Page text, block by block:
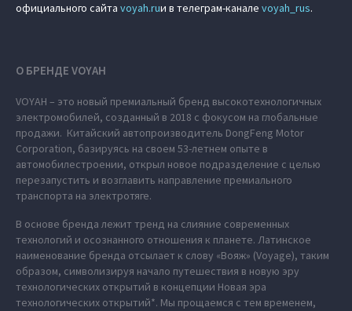
официального сайта voyah.ruи в телеграм-канале voyah_rus.
О БРЕНДЕ VOYAH
VOYAH – это новый премиальный бренд высокотехнологичных
электромобилей, созданный в 2018 с фокусом на глобальные
продажи. Китайский автопроизводитель DongFeng Motor
Corporation, базируясь на своем 53-летнем опыте в
автомобилестроении, открыл новое подразделение с целью
перезапустить и возглавить направление премиального
транспорта на электротяге.
В основе бренда лежит тренд на слияние современных
технологий и осознанного отношения к планете. Латинское
наименование бренда отсылает к слову «Вояж» (Voyage), таким
образом, символизируя начало путешествия в новую эру
технологических открытий в концепции Новая эра
технологических открытий*. Мы прощаемся с тем временем,